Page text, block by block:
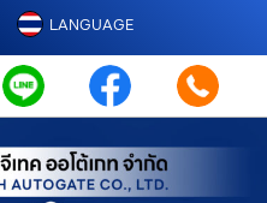
LANGUAGE